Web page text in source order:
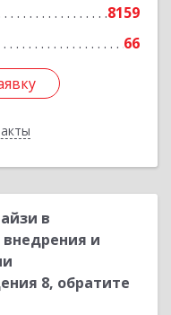
8159
66
в
и
8, обратите